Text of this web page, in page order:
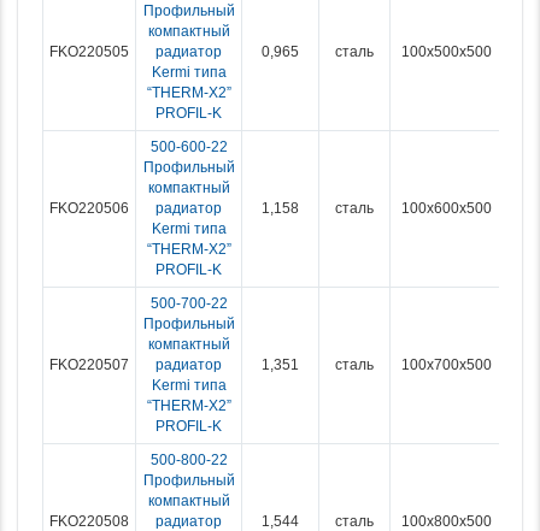
FKO220505
Профильный
компактный
радиатор
Kermi типа
“THERM-X2”
PROFIL-K
0,965 сталь 100x500x500
FKO220506
500-600-22
Профильный
компактный
радиатор
Kermi типа
“THERM-X2”
PROFIL-K
1,158 сталь 100x600x500
FKO220507
500-700-22
Профильный
компактный
радиатор
Kermi типа
“THERM-X2”
PROFIL-K
1,351 сталь 100x700x500
FKO220508
500-800-22
Профильный
компактный
радиатор
1,544 сталь 100x800x500